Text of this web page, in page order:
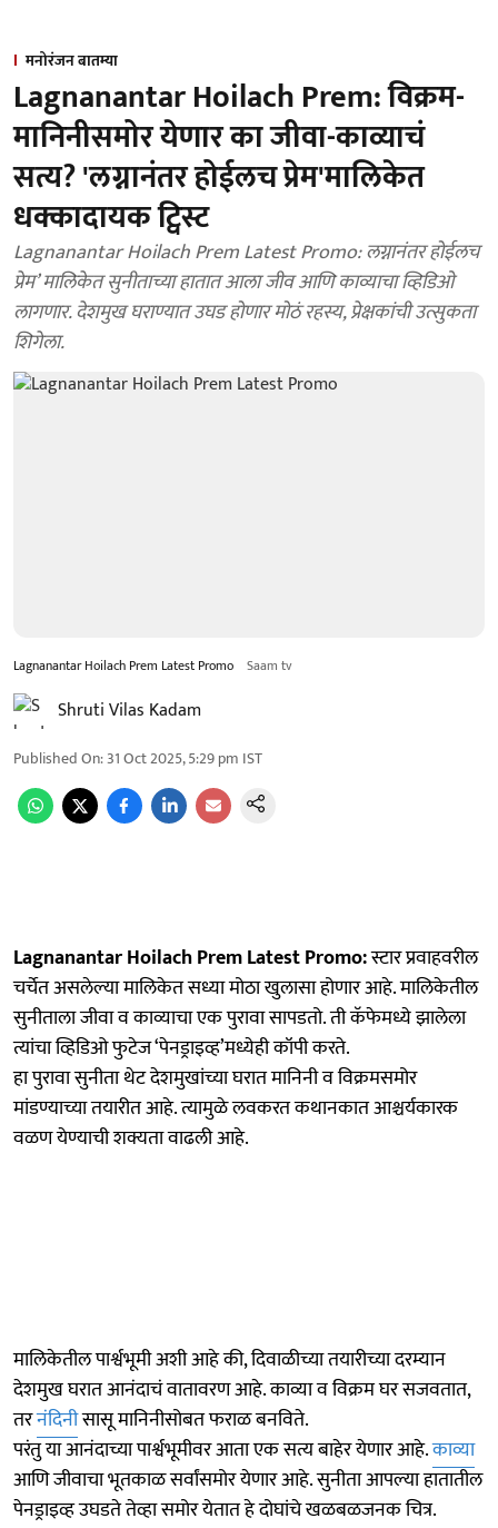
मनोरंजन बातम्या
Lagnanantar Hoilach Prem: विक्रम-
मानिनीसमोर येणार का जीवा-काव्याचं
सत्य? 'लग्नानंतर होईलच प्रेम'मालिकेत
धक्कादायक ट्विस्ट
Lagnanantar Hoilach Prem Latest Promo: लग्नानंतर होईलच
प्रेम’ मालिकेत सुनीताच्या हातात आला जीव आणि काव्याचा व्हिडिओ
लागणार. देशमुख घराण्यात उघड होणार मोठं रहस्य, प्रेक्षकांची उत्सुकता
शिगेला.
Lagnanantar Hoilach Prem Latest Promo Saam tv
Shruti Vilas Kadam
Published On:31 Oct 2025, 5:29 pm IST
Lagnanantar Hoilach Prem Latest Promo:स्टार प्रवाहवरील
चर्चेत असलेल्या मालिकेत सध्या मोठा खुलासा होणार आहे. मालिकेतील
सुनीताला जीवा व काव्याचा एक पुरावा सापडतो. ती कॅफेमध्ये झालेला
त्यांचा व्हिडिओ फुटेज ‘पेनड्राइव्ह’मध्येही कॉपी करते.
हा पुरावा सुनीता थेट देशमुखांच्या घरात मानिनी व विक्रमसमोर
मांडण्याच्या तयारीत आहे. त्यामुळे लवकरत कथानकात आश्चर्यकारक
वळण येण्याची शक्यता वाढली आहे.
मालिकेतील पार्श्वभूमी अशी आहे की, दिवाळीच्या तयारीच्या दरम्यान
देशमुख घरात आनंदाचं वातावरण आहे. काव्या व विक्रम घर सजवतात,
तरनंदिनीसासू मानिनीसोबत फराळ बनविते.
परंतु या आनंदाच्या पार्श्वभूमीवर आता एक सत्य बाहेर येणार आहे.काव्या
आणि जीवाचा भूतकाळ सर्वांसमोर येणार आहे. सुनीता आपल्या हातातील
पेनड्राइव्ह उघडते तेव्हा समोर येतात हे दोघांचे खळबळजनक चित्र.